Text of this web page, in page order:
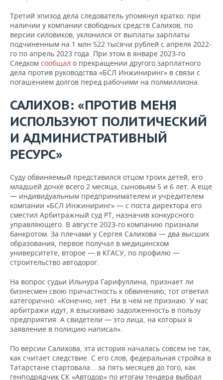
Третий эпизод дела следователь упомянул кратко: при
наличии у компании свободных средств Салихов, по
версии силовиков, уклонился от выплаты зарплаты
подчиненным на 1 млн 522 тысячи рублей с апреля 2022-
го по апрель 2023 года. При этом в январе 2023-го
Следком сообщал о прекращении другого зарплатного
дела против руководства «БСЛ Инжиниринг» в связи с
погашением долгов перед рабочими на полмиллиона.
САЛИХОВ: «ПРОТИВ МЕНЯ
ИСПОЛЬЗУЮТ ПОЛИТИЧЕСКИЙ
И АДМИНИСТРАТИВНЫЙ
РЕСУРС»
Суду обвиняемый представился отцом троих детей, его
младшей дочке всего 2 месяца, сыновьям 5 и 6 лет. А еще
— индивидуальным предпринимателем и учредителем
компании «БСЛ Инжиниринг» — с поста директора его
сместил Арбитражный суд РТ, назначив конкурсного
управляющего. В августе 2023-го компанию признали
банкротом. За плечами у Сергея Салихова — два высших
образования, первое получал в медицинском
университете, второе — в КГАСУ, по профилю —
строительство автодорог.
На вопрос судьи Ильнура Гарифуллина, признает ли
бизнесмен свою причастность к обвинению, тот ответил
категорично: «Конечно, нет. Ни в чем не признаю. У нас
арбитражи идут, я взыскиваю задолженность в пользу
предприятия. А свидетели — это лица, на которых я
заявление в полицию написал».
По версии Салихова, эта история началась совсем не так,
как считает следствие. С его слов, федеральная стройка в
Татарстане стартовала... за пять месяцев до того, как
генподрядчик СК «Автодор» по итогам тендера выбрал